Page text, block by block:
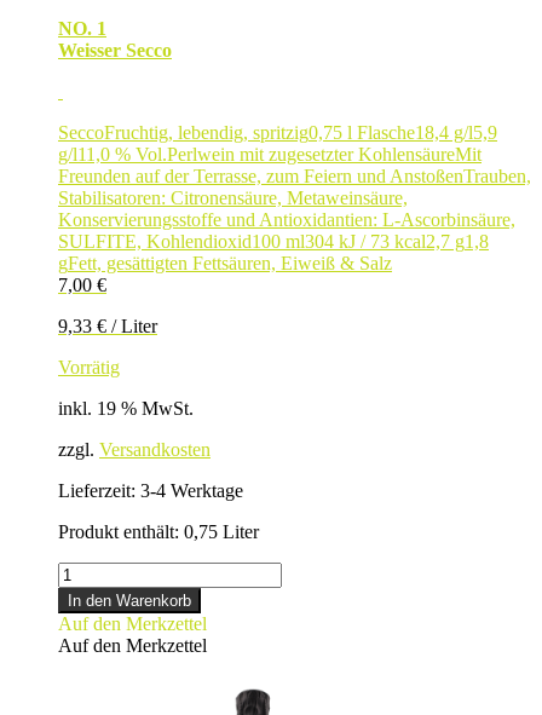
NO. 1
Weisser Secco
SeccoFruchtig, lebendig, spritzig0,75 l Flasche18,4 g/l5,9
g/l11,0 % Vol.Perlwein mit zugesetzter KohlensäureMit
Freunden auf der Terrasse, zum Feiern und AnstoßenTrauben,
Stabilisatoren: Citronensäure, Metaweinsäure,
Konservierungsstoffe und Antioxidantien: L-Ascorbinsäure,
SULFITE, Kohlendioxid100 ml304 kJ / 73 kcal2,7 g1,8
gFett, gesättigten Fettsäuren, Eiweiß & Salz
7,00 €
9,33 € /Liter
Vorrätig
inkl. 19 % MwSt.
zzgl. Versandkosten
Lieferzeit: 3-4 Werktage
Produkt enthält: 0,75 Liter
SECCO
Menge
In den Warenkorb
Auf den Merkzettel
Auf den Merkzettel